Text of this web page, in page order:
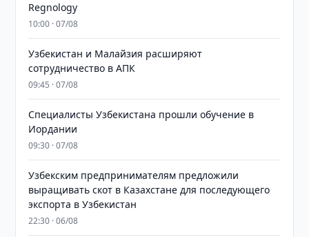
Regnology
10:00 · 07/08
Узбекистан и Малайзия расширяют
сотрудничество в АПК
09:45 · 07/08
Специалисты Узбекистана прошли обучение в
Иордании
09:30 · 07/08
Узбекским предпринимателям предложили
выращивать скот в Казахстане для последующего
экспорта в Узбекистан
22:30 · 06/08